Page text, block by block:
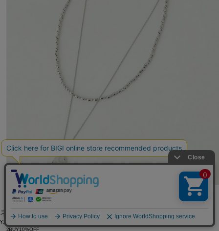
MOGA
ネックレス(ねっくれす) /
¥12,100
2BUY10%OFF